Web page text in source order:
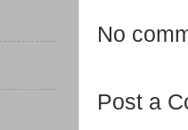
No
Post a